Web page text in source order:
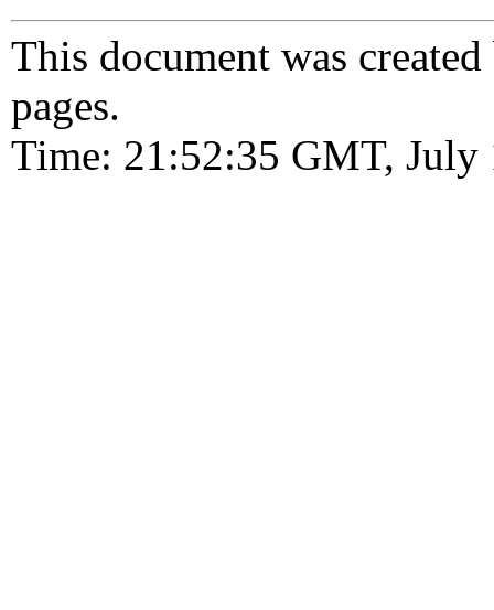
This document was
pages.
Time: 21:52:35 GMT, July